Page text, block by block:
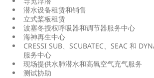
潜水设备租赁和销售
立式桨板租赁
波塞冬授权呼吸器和调节器服务中心
海神再生中心
CRESSI SUB、SCUBATEC、SEAC 和
服务中心
现场提供水肺潜水和高氧空气充气服务
测试协助